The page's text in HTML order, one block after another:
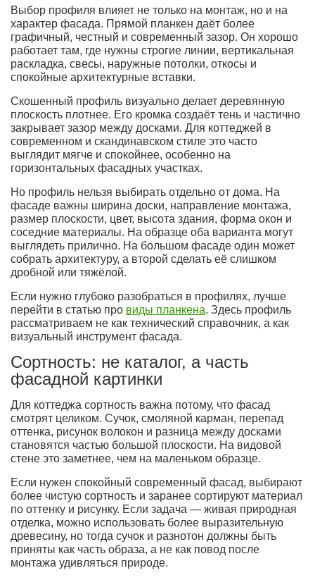
Выбор профиля влияет не только на монтаж, но и на
характер фасада. Прямой планкен даёт более
графичный, честный и современный зазор. Он хорошо
работает там, где нужны строгие линии, вертикальная
раскладка, свесы, наружные потолки, откосы и
спокойные архитектурные вставки.
Скошенный профиль визуально делает деревянную
плоскость плотнее. Его кромка создаёт тень и частично
закрывает зазор между досками. Для коттеджей в
современном и скандинавском стиле это часто
выглядит мягче и спокойнее, особенно на
горизонтальных фасадных участках.
Но профиль нельзя выбирать отдельно от дома. На
фасаде важны ширина доски, направление монтажа,
размер плоскости, цвет, высота здания, форма окон и
соседние материалы. На образце оба варианта могут
выглядеть прилично. На большом фасаде один может
собрать архитектуру, а второй сделать её слишком
дробной или тяжёлой.
Если нужно глубоко разобраться в профилях, лучше
перейти в статью про виды планкена. Здесь профиль
рассматриваем не как технический справочник, а как
визуальный инструмент фасада.
Сортность: не каталог, а часть
фасадной картинки
Для коттеджа сортность важна потому, что фасад
смотрят целиком. Сучок, смоляной карман, перепад
оттенка, рисунок волокон и разница между досками
становятся частью большой плоскости. На видовой
стене это заметнее, чем на маленьком образце.
Если нужен спокойный современный фасад, выбирают
более чистую сортность и заранее сортируют материал
по оттенку и рисунку. Если задача — живая природная
отделка, можно использовать более выразительную
древесину, но тогда сучок и разнотон должны быть
приняты как часть образа, а не как повод после
монтажа удивляться природе.